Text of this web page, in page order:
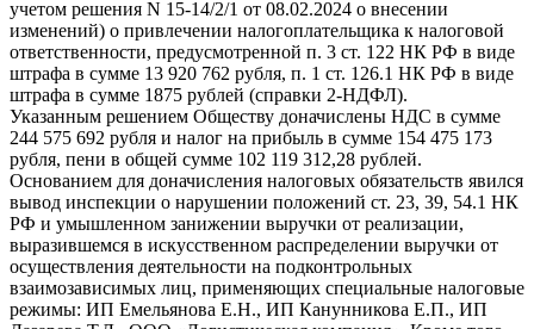
учетом решения N 15-14/2/1 от 08.02.2024 о внесении
изменений) о привлечении налогоплательщика к налоговой
ответственности, предусмотренной п. 3 ст. 122 НК РФ в виде
штрафа в сумме 13 920 762 рубля, п. 1 ст. 126.1 НК РФ в виде
штрафа в сумме 1875 рублей (справки 2-НДФЛ).
Указанным решением Обществу доначислены НДС в сумме
244 575 692 рубля и налог на прибыль в сумме 154 475 173
рубля, пени в общей сумме 102 119 312,28 рублей.
Основанием для доначисления налоговых обязательств явился
вывод инспекции о нарушении положений ст. 23, 39, 54.1 НК
РФ и умышленном занижении выручки от реализации,
выразившемся в искусственном распределении выручки от
осуществления деятельности на подконтрольных
взаимозависимых лиц, применяющих специальные налоговые
режимы: ИП Емельянова Е.Н., ИП Канунникова Е.П., ИП